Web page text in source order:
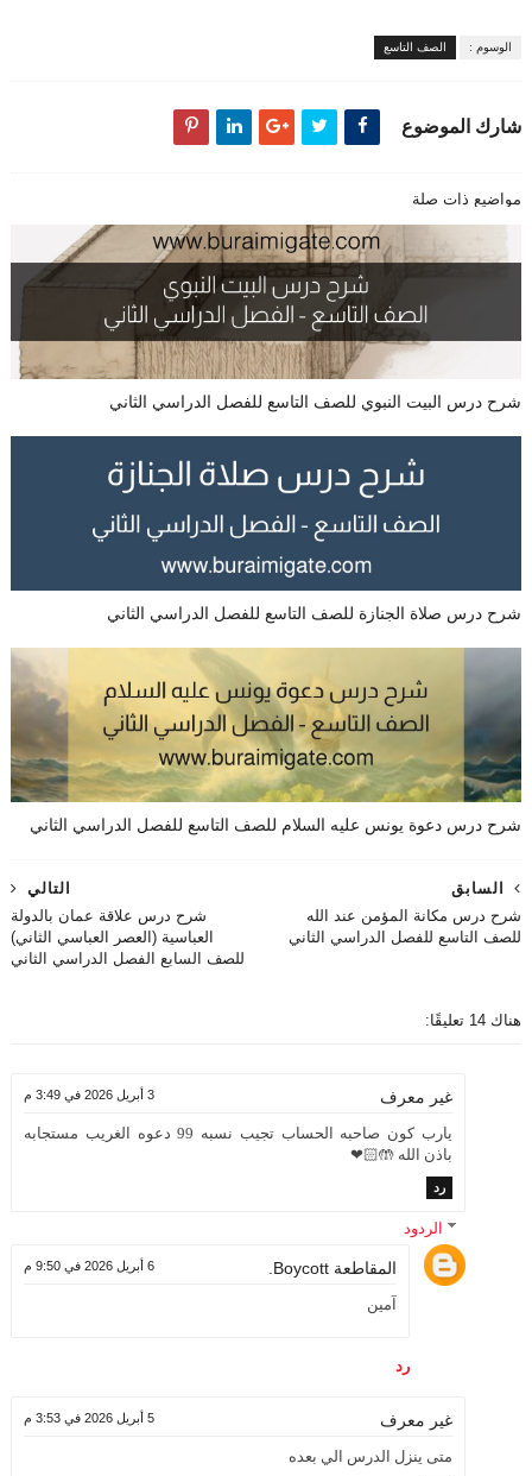
الوسوم : الصف التاسع
شارك الموضوع
مواضيع ذات صلة
شرح درس البيت النبوي للصف التاسع للفصل الدراسي الثاني
شرح درس صلاة الجنازة للصف التاسع للفصل الدراسي الثاني
شرح درس دعوة يونس عليه السلام للصف التاسع للفصل الدراسي الثاني
التالي
شرح درس علاقة عمان بالدولة
العباسية (العصر العباسي الثاني)
للصف السابع الفصل الدراسي الثاني
السابق
شرح درس مكانة المؤمن عند الله
للصف التاسع للفصل الدراسي الثاني
هناك 14 تعليقًا:
غير معرف 3 أبريل 2026 في 3:49 م
يارب كون صاحبه الحساب تجيب نسبه 99 دعوه الغريب مستجابه
باذن الله 🤲🏻❤
رد
الردود
المقاطعة Boycott. 6 أبريل 2026 في 9:50 م
آمين
رد
غير معرف 5 أبريل 2026 في 3:53 م
متى ينزل الدرس الي بعده